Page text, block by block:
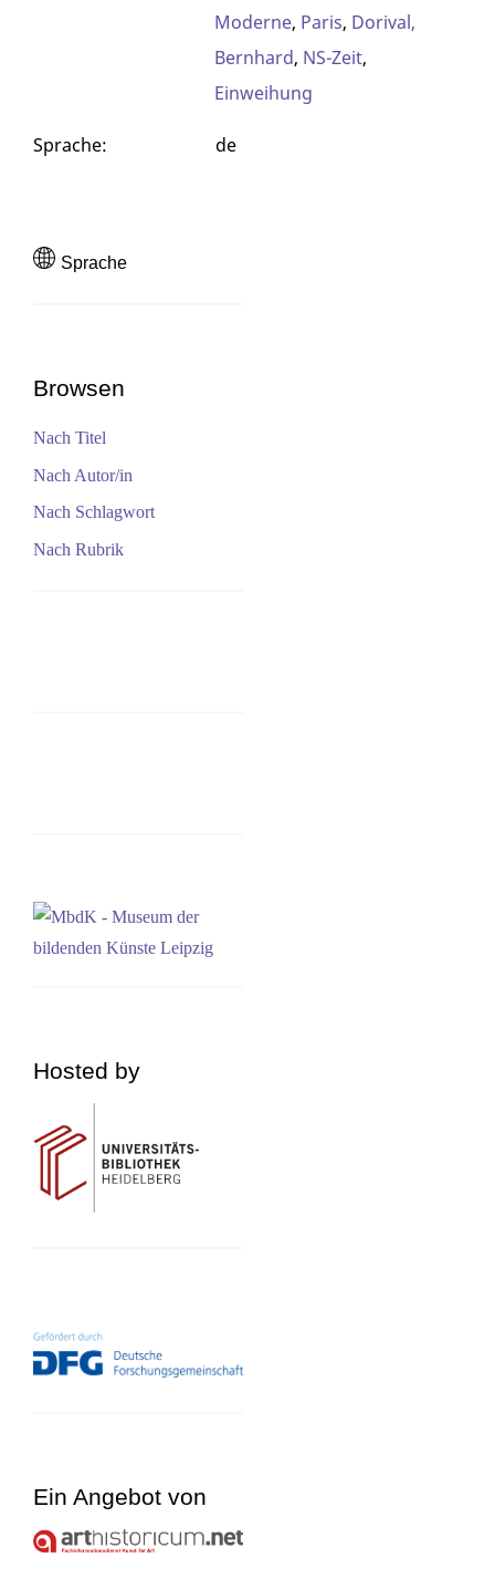
Moderne, Paris, Dorival,
Bernhard, NS-Zeit,
Einweihung
Sprache: de
Sprache
Browsen
Nach Titel
Nach Autor/in
Nach Schlagwort
Nach Rubrik
Hosted by
Ein Angebot von